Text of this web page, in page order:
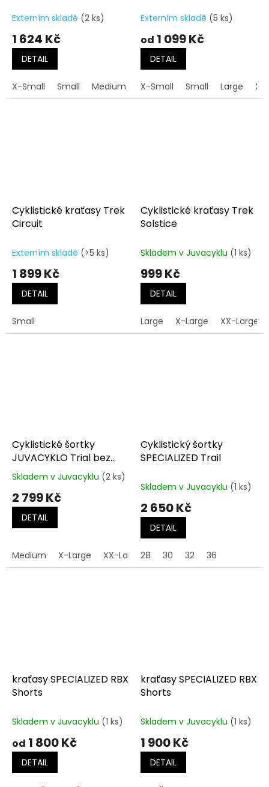
Externím skladě (2 ks)
1 624 Kč
DETAIL
X-Small Small Medium Large
Externím skladě (5 ks)
od 1 099 Kč
DETAIL
X-Small Small Large X-
Cyklistické kraťasy Trek
Circuit
Externím skladě (>5 ks)
1 899 Kč
DETAIL
Small
Cyklistické kraťasy Trek
Solstice
Skladem v Juvacyklu (1 ks)
999 Kč
DETAIL
Large X-Large XX-Large
Cyklistické šortky
JUVACYKLO Trial bez
vnitřních kalhot
Průměrné
hodnocení
produktu
4,5
hvězdiček.
Skladem v Juvacyklu (2 ks)
2 799 Kč
DETAIL
Medium X-Large XX-Large
Cyklistický šortky
SPECIALIZED Trail
Skladem v Juvacyklu (1 ks)
2 650 Kč
DETAIL
28 30 32 36
kraťasy SPECIALIZED RBX
Shorts
Skladem v Juvacyklu (1 ks)
od 1 800 Kč
DETAIL
kraťasy SPECIALIZED RBX
Shorts
Skladem v Juvacyklu (1 ks)
1 900 Kč
DETAIL